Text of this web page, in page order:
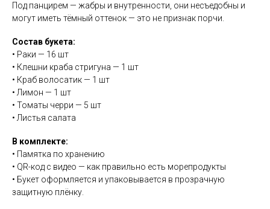
Под панцирем — жабры и внутренности, они несъедобны и
могут иметь тёмный оттенок — это не признак порчи.
Состав букета:
• Раки — 16 шт
• Клешни краба стригуна — 1 шт
• Краб волосатик — 1 шт
• Лимон — 1 шт
• Томаты черри — 5 шт
• Листья салата
В комплекте:
• Памятка по хранению
• QR-код с видео — как правильно есть морепродукты
• Букет оформляется и упаковывается в прозрачную
защитную плёнку.